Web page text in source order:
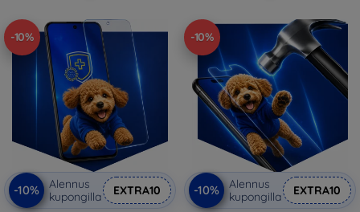
-10%
-10%
Alennus
kupongilla
EXTRA10
-10%
-10%
Alennus
kupongilla
EXTRA10